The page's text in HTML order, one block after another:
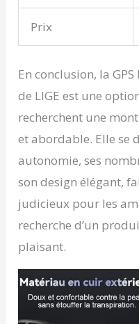
Prix
En conclusion, la
de LIGE est une
recherchent une
et abordable. Elle se
autonomie, ses
son design élégant,
judicieux pour les
recherche d’un
plaisant.